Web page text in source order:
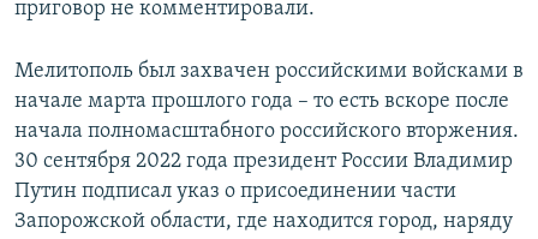
приговор не комментировали.
Мелитополь был захвачен российскими войсками в
начале марта прошлого года – то есть вскоре после
начала полномасштабного российского вторжения.
30 сентября 2022 года президент России Владимир
Путин подписал указ о присоединении части
Запорожской области, где находится город, наряду